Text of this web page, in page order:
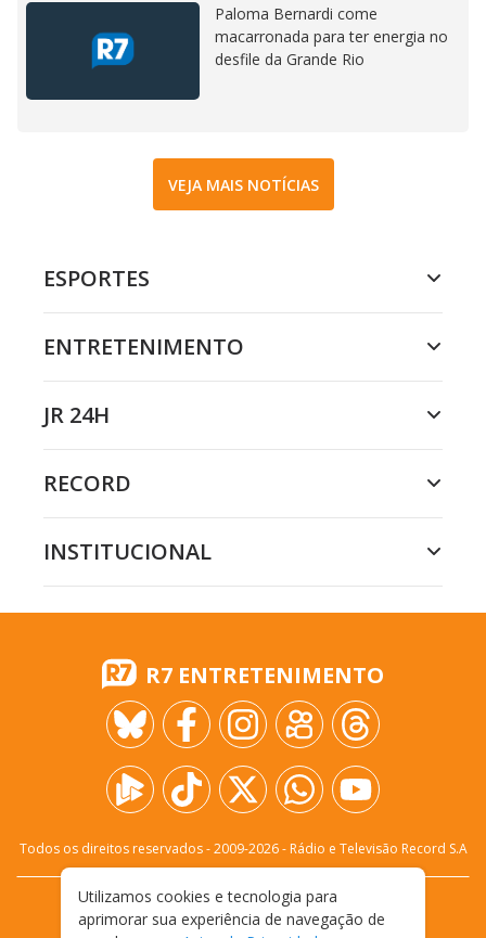
Paloma Bernardi come
macarronada para ter energia no
desfile da Grande Rio
VEJA MAIS NOTÍCIAS
ESPORTES
ENTRETENIMENTO
JR 24H
RECORD
INSTITUCIONAL
R7 ENTRETENIMENTO
Todos os direitos reservados - 2009-2026- Rádio e Televisão Record S.A
FALE CONOSCO
PRIVACIDADE
Utilizamos cookies e tecnologia para
aprimorar sua experiência de navegação de